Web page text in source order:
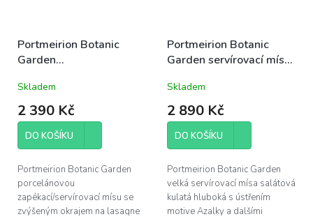
Portmeirion Botanic
Garden
mísa na lasagne
36,5x26,5cm Hrachor
Skladem
2 390 Kč
DO KOŠÍKU
Portmeirion Botanic Garden
porcelánovou
zapékací/servírovací mísu se
zvýšeným okrajem na lasagne
Portmeirion Botanic
Garden servírovací mísa
kulatá 28x13cm Azalka
Skladem
2 890 Kč
DO KOŠÍKU
Portmeirion Botanic Garden
velká servírovací mísa salátová
kulatá hluboká s ústřením
motive Azalky a dalšími